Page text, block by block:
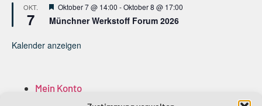
OKT.
7
Hervorgehoben
Oktober 7 @ 14:00 -Oktober 8 @ 17:00
Münchner Werkstoff Forum 2026
Kalender anzeigen
Mein Konto